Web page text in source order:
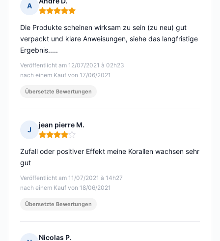
A
Hinweis: 5 von 5
Veröffentlicht am 12/07/2021 à 02h23
nach einem Kauf von 17/06/2021
Die Produkte scheinen wirksam zu sein (zu neu) gut
verpackt und klare Anweisungen, siehe das langfristige
Ergebnis.....
Übersetzte Bewertungen
J
jean pierre M.
Hinweis: 4 von 5
Veröffentlicht am 11/07/2021 à 14h27
nach einem Kauf von 18/06/2021
Zufall oder positiver Effekt meine Korallen wachsen sehr
gut
Übersetzte Bewertungen
Nicolas P.